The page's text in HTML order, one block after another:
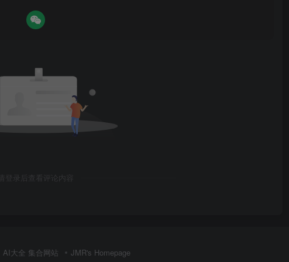
登录后查看评论内容
AI大全 集合网站 JMR's Homepage